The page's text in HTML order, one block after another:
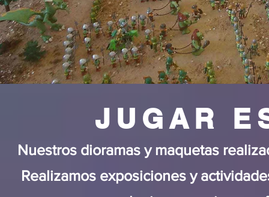
JUGAR
Nuestros dioramas y maquetas
Realizamos exposiciones y